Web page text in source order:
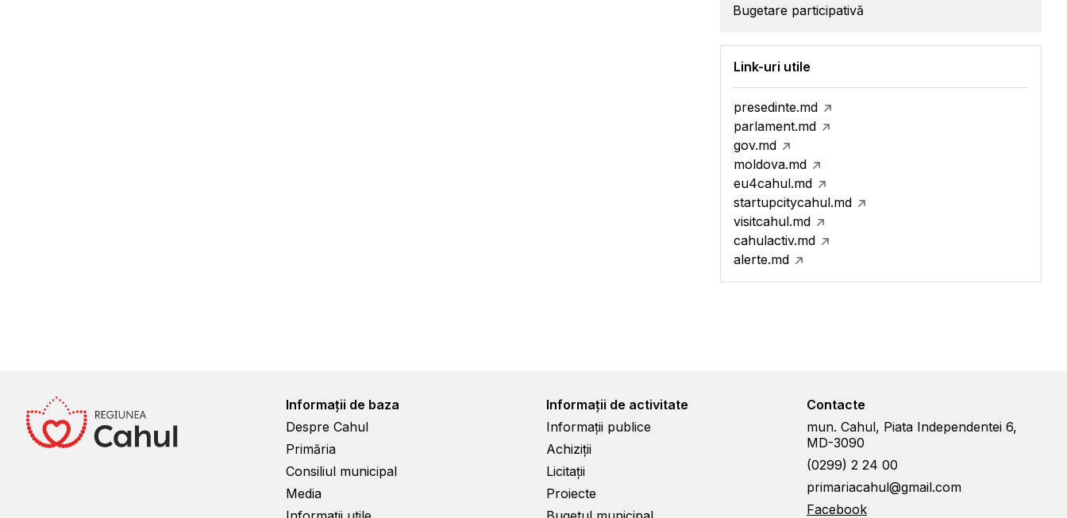
Bugetare participativă
Link-uri utile
presedinte.md
parlament.md
gov.md
moldova.md
eu4cahul.md
startupcitycahul.md
visitcahul.md
cahulactiv.md
alerte.md
Informații de baza
Despre Cahul
Primăria
Consiliul municipal
Media
Informații de activitate
Informații publice
Achiziții
Licitații
Proiecte
Contacte
mun. Cahul, Piata Independentei 6,
MD-3090
(0299) 2 24 00
primariacahul@gmail.com
Facebook